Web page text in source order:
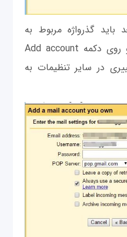
گذرواژه مربوط به
حساب کاربری را وارد کنید و روی دکمه Add account
در سایر تنظیمات به